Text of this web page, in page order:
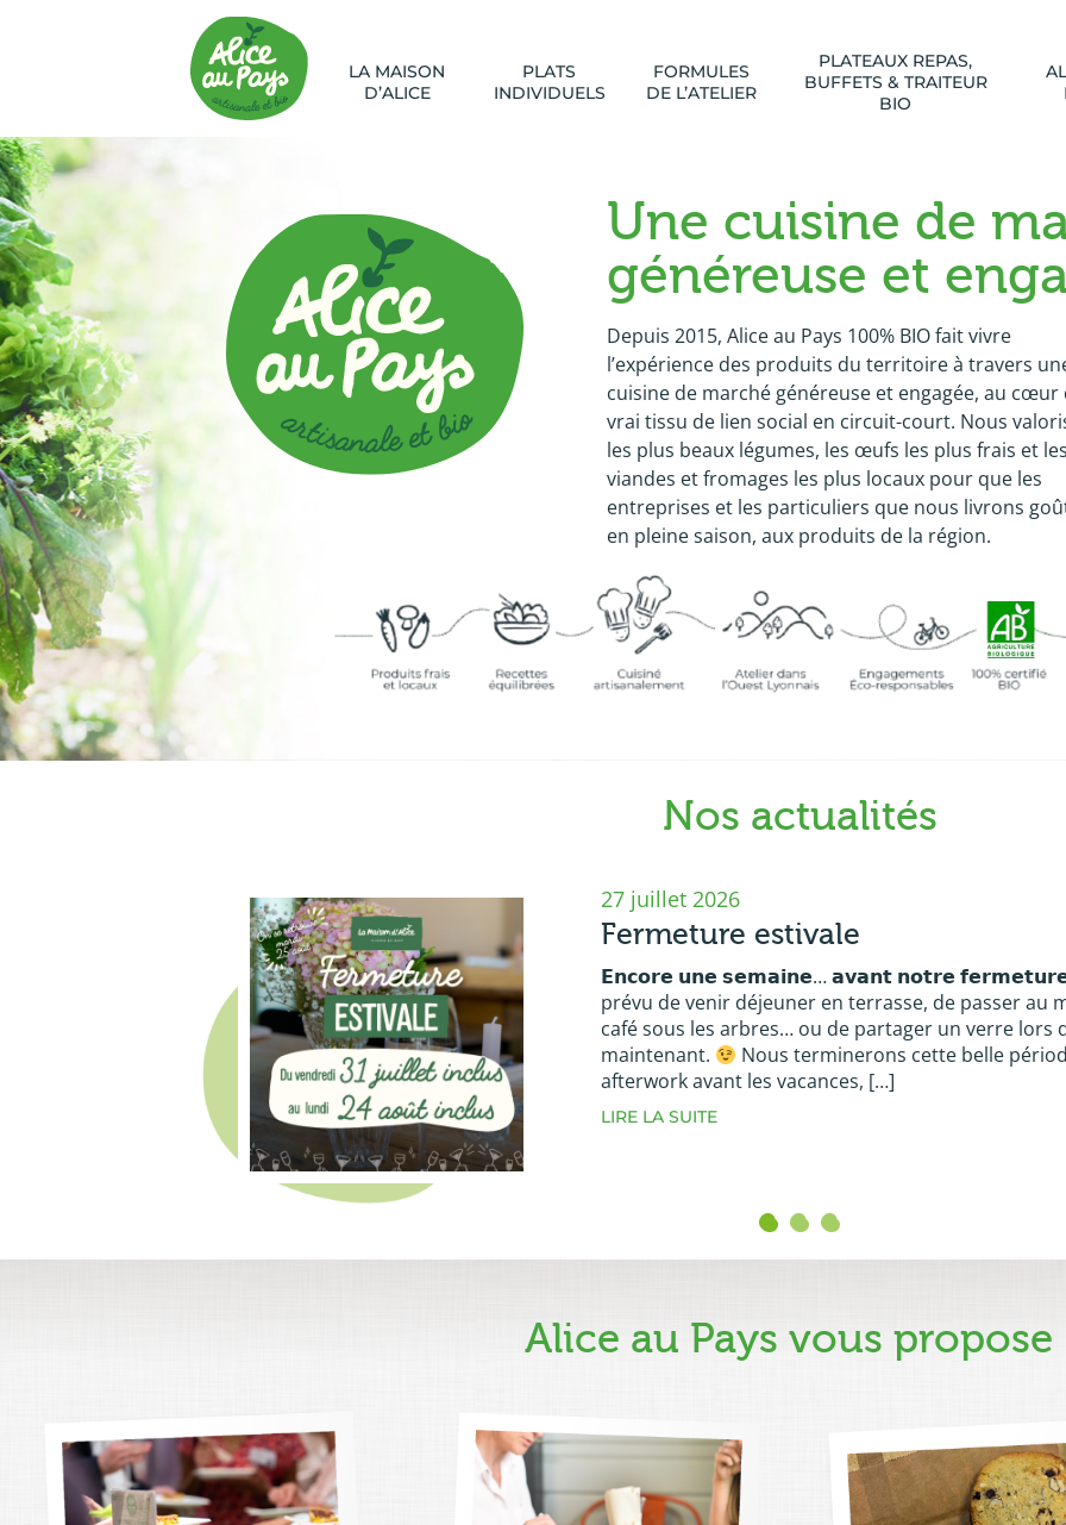
LA MAISON
D’ALICE
PLATS
INDIVIDUELS
FORMULES
DE L’ATELIER
PLATEAUX REPAS,
BUFFETS & TRAITEUR
BIO
Une cuisine de
généreuse et
Depuis 2015, Alice au Pays 100% BIO fait vivre
l’expérience des produits du territoire à travers
cuisine de marché généreuse et engagée, au cœur
vrai tissu de lien social en circuit-court. Nous
les plus beaux légumes, les œufs les plus frais et
viandes et fromages les plus locaux pour que les
entreprises et les particuliers que nous livrons
en pleine saison, aux produits de la région.
Nos actualités
27 juillet 2026
Fermeture estivale
𝗘𝗻𝗰𝗼𝗿𝗲 𝘂𝗻𝗲 𝘀𝗲𝗺𝗮𝗶𝗻𝗲… 𝗮𝘃𝗮𝗻𝘁 𝗻𝗼𝘁𝗿𝗲
prévu de venir déjeuner en terrasse, de passer au
café sous les arbres… ou de partager un verre lors
maintenant.
Nous terminerons cette belle
afterwork avant les vacances, […]
LIRE LA SUITE
Alice au Pays vous propose